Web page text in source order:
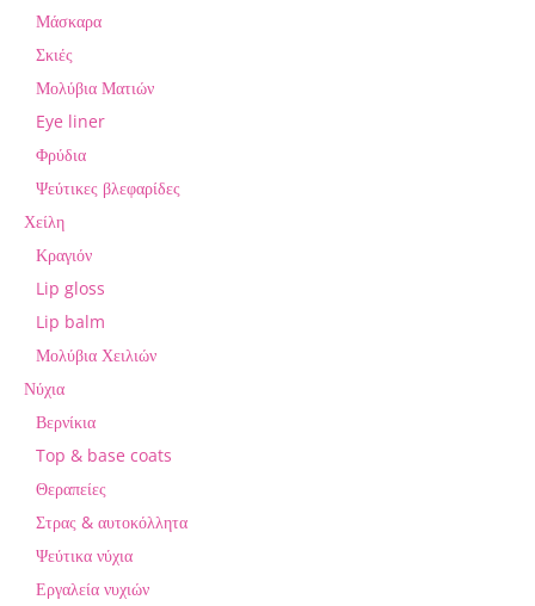
Μάσκαρα
Σκιές
Μολύβια Ματιών
Eye liner
Φρύδια
Ψεύτικες βλεφαρίδες
Χείλη
Κραγιόν
Lip gloss
Lip balm
Μολύβια Χειλιών
Νύχια
Βερνίκια
Top & base coats
Θεραπείες
Στρας & αυτοκόλλητα
Ψεύτικα νύχια
Εργαλεία νυχιών